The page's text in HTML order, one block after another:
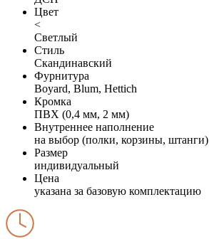
Цвет
<
Светлый
Стиль
Скандинавский
Фурнитура
Boyard, Blum, Hettich
Кромка
ПВХ (0,4 мм, 2 мм)
Внутреннее наполнение
на выбор (полки, корзины, штанги)
Размер
индивидуальный
Цена
указана за базовую комплектацию